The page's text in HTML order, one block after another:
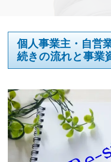
個人事業主・自営
続きの流れと事業